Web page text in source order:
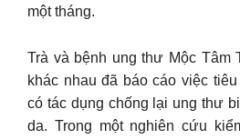
một tháng.
Trà và bệnh ung thư Mộc Tâm
khác nhau đã báo cáo việc
có tác dụng chống lại ung thư
da. Trong một nghiên cứu